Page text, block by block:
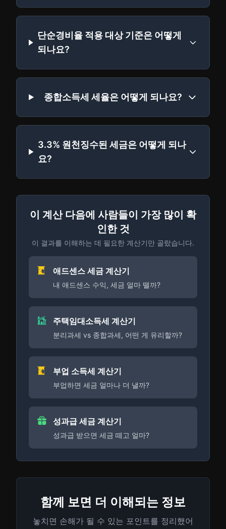
단순경비율 적용 대상 기준은 어떻게
되나요?
종합소득세 세율은 어떻게 되나요?
3.3% 원천징수된 세금은 어떻게 되나
요?
이 계산 다음에 사람들이 가장 많이 확
인한 것
이 결과를 이해하는 데 필요한 계산기만 골랐습니다.
애드센스 세금 계산기
내 애드센스 수익, 세금 얼마 뗄까?
주택임대소득세 계산기
분리과세 vs 종합과세, 어떤 게 유리할까?
부업 소득세 계산기
부업하면 세금 얼마나 더 낼까?
성과급 세금 계산기
성과급 받으면 세금 떼고 얼마?
함께 보면 더 이해되는 정보
놓치면 손해가 될 수 있는 포인트를 정리했어